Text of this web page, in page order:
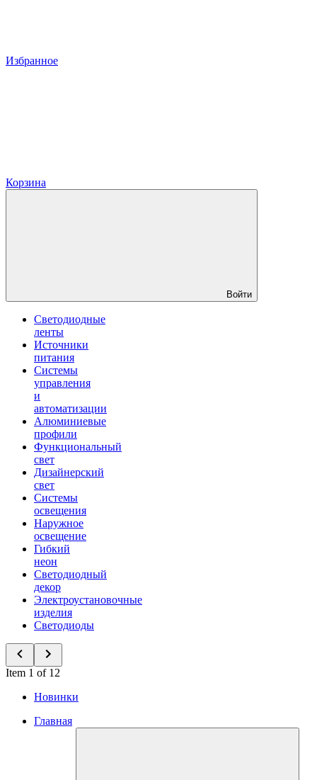
Избранное
Корзина
Войти
Светодиодные
ленты
Источники
питания
Системы
управления
и
автоматизации
Алюминиевые
профили
Функциональный
свет
Дизайнерский
свет
Системы
освещения
Наружное
освещение
Гибкий
неон
Светодиодный
декор
Электроустановочные
изделия
Светодиоды
Item 1 of 12
Новинки
Главная